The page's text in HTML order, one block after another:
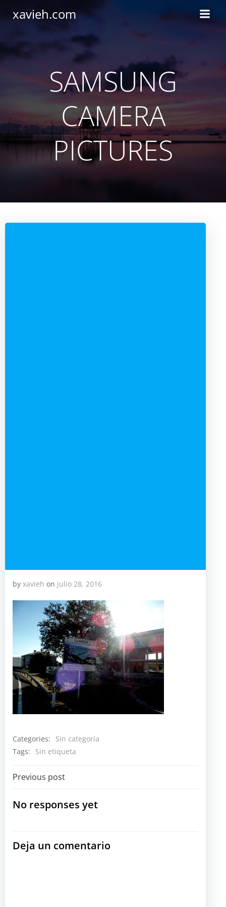
xavieh.com
SAMSUNG
CAMERA
PICTURES
by xavieh on julio 28, 2016
Categories:
Sin categoría
Tags:
Sin etiqueta
Navegación
por
entradas
Previous post
No responses yet
Deja un comentario